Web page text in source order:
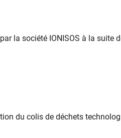
la société IONISOS à la suite
du colis de déchets